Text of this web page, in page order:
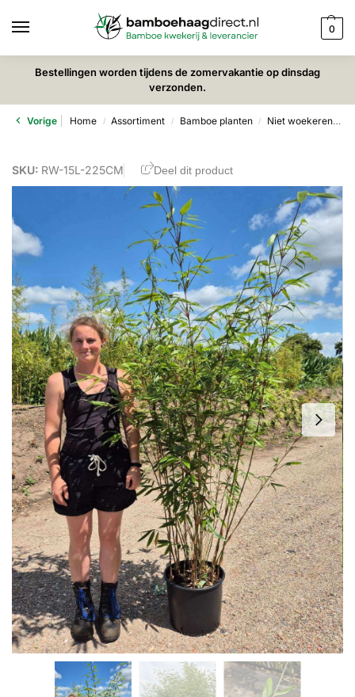
0
Bestellingen worden tijdens de zomervakantie op dinsdag
verzonden.
Vorige Home / Assortiment / Bamboe planten / Niet woekerende bamboe
SKU: RW-15L-225CM Deel dit product